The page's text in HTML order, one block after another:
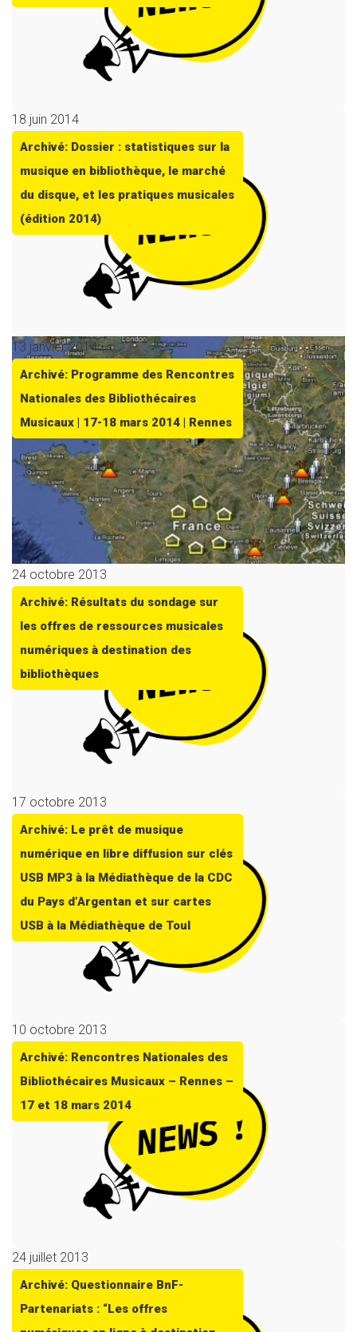
18 juin 2014
Archivé: Dossier : statistiques sur la
musique en bibliothèque, le marché
du disque, et les pratiques musicales
(édition 2014)
13 janvier 2014
Archivé: Programme des Rencontres
Nationales des Bibliothécaires
Musicaux | 17-18 mars 2014 | Rennes
24 octobre 2013
Archivé: Résultats du sondage sur
les offres de ressources musicales
numériques à destination des
bibliothèques
17 octobre 2013
Archivé: Le prêt de musique
numérique en libre diffusion sur clés
USB MP3 à la Médiathèque de la CDC
du Pays d’Argentan et sur cartes
USB à la Médiathèque de Toul
10 octobre 2013
Archivé: Rencontres Nationales des
Bibliothécaires Musicaux – Rennes –
17 et 18 mars 2014
24 juillet 2013
Archivé: Questionnaire BnF-
Partenariats : “Les offres